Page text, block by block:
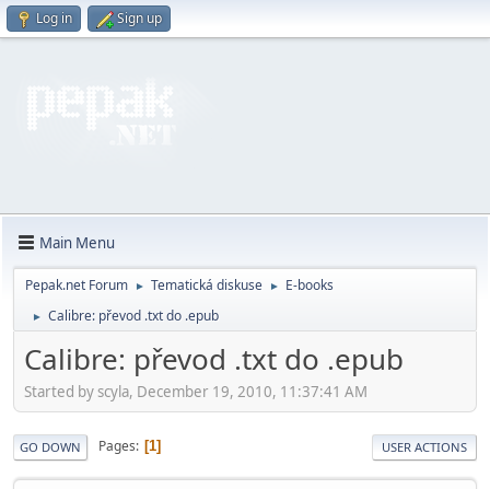
Log in Sign up
Main Menu
Pepak.net Forum ► Tematická diskuse ► E-books
► Calibre: převod .txt do .epub
Calibre: převod .txt do .epub
Started by scyla, December 19, 2010, 11:37:41 AM
GO DOWN Pages 1 USER ACTIONS